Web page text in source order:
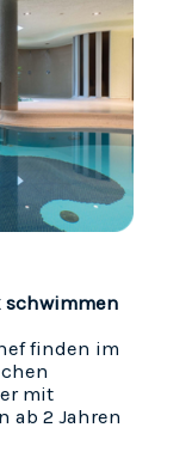
schwimmen
finden im
mit
ab 2 Jahren